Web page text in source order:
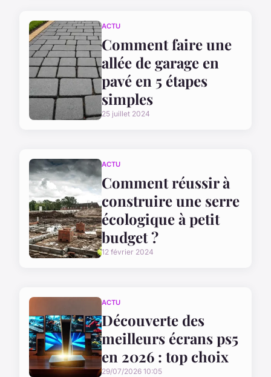
ACTU
Comment faire une
allée de garage en
pavé en 5 étapes
simples
25 juillet 2024
ACTU
Comment réussir à
construire une serre
écologique à petit
budget ?
12 février 2024
ACTU
Découverte des
meilleurs écrans ps5
en 2026 : top choix
29/07/2026 10:05